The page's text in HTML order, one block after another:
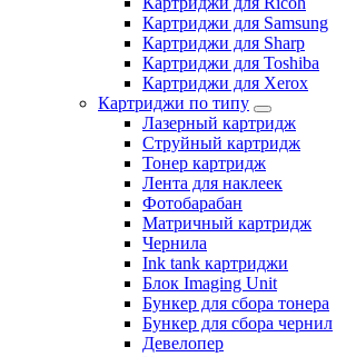
Картриджи для Samsung
Картриджи для Sharp
Картриджи для Toshiba
Картриджи для Xerox
Картриджи по типу
Лазерный картридж
Струйный картридж
Тонер картридж
Лента для наклеек
Фотобарабан
Матричный картридж
Чернила
Ink tank картриджи
Блок Imaging Unit
Бункер для сбора тонера
Бункер для сбора чернил
Девелопер